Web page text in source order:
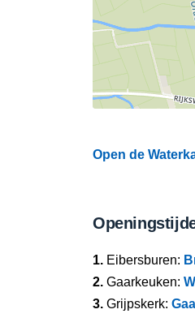
Open de
1. Eibersburen:
2. Gaarkeuken:
3. Grijpskerk: